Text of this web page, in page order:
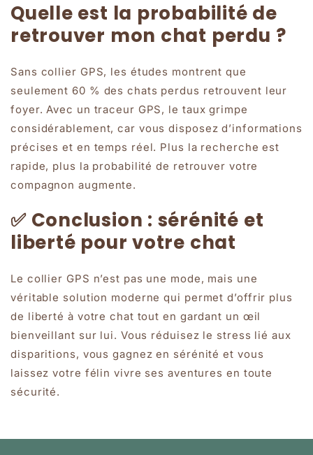
Quelle est la probabilité de
retrouver mon chat perdu ?
Sans collier GPS, les études montrent que
seulement 60 % des chats perdus retrouvent leur
foyer. Avec un traceur GPS, le taux grimpe
considérablement, car vous disposez d’informations
précises et en temps réel. Plus la recherche est
rapide, plus la probabilité de retrouver votre
compagnon augmente.
✅ Conclusion : sérénité et
liberté pour votre chat
Le collier GPS n’est pas une mode, mais une
véritable solution moderne qui permet d’offrir plus
de liberté à votre chat tout en gardant un œil
bienveillant sur lui. Vous réduisez le stress lié aux
disparitions, vous gagnez en sérénité et vous
laissez votre félin vivre ses aventures en toute
sécurité.